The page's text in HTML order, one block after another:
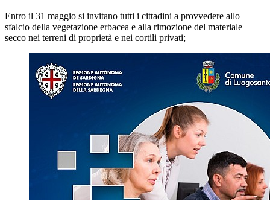
Entro il 31 maggio si invitano tutti i cittadini a provvedere allo
sfalcio della vegetazione erbacea e alla rimozione del materiale
secco nei terreni di proprietà e nei cortili privati;